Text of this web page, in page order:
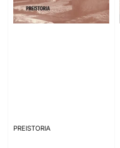
PREISTORIA